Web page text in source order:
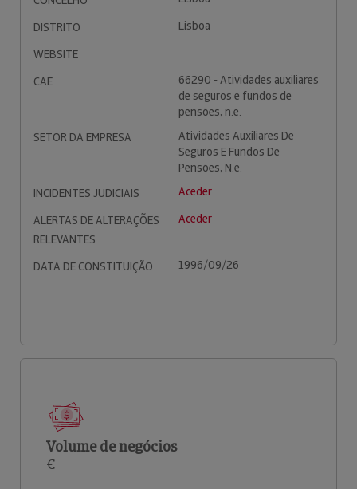
DISTRITO
Lisboa
WEBSITE
CAE
66290 - Atividades auxiliares
de seguros e fundos de
pensões, n.e.
SETOR DA EMPRESA
Atividades Auxiliares De
Seguros E Fundos De
Pensões, N.e.
INCIDENTES JUDICIAIS
Aceder
ALERTAS DE ALTERAÇÕES
RELEVANTES
Aceder
DATA DE CONSTITUIÇÃO 1996/09/26
Volume de negócios
€